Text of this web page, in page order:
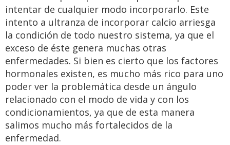
intentar de cualquier modo incorporarlo. Este
intento a ultranza de incorporar calcio arriesga
la condición de todo nuestro sistema, ya que el
exceso de éste genera muchas otras
enfermedades. Si bien es cierto que los factores
hormonales existen, es mucho más rico para uno
poder ver la problemática desde un ángulo
relacionado con el modo de vida y con los
condicionamientos, ya que de esta manera
salimos mucho más fortalecidos de la
enfermedad.